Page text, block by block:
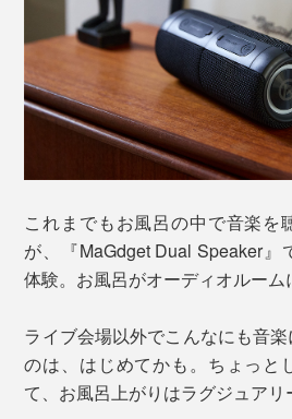
これまでもお風呂の中で音楽を
が、『MaGdget Dual Speaker
体験。お風呂がオーディオルーム
ライブ会場以外でこんなにも音
のは、はじめてかも。ちょっと
て、お風呂上がりはラグジュアリ